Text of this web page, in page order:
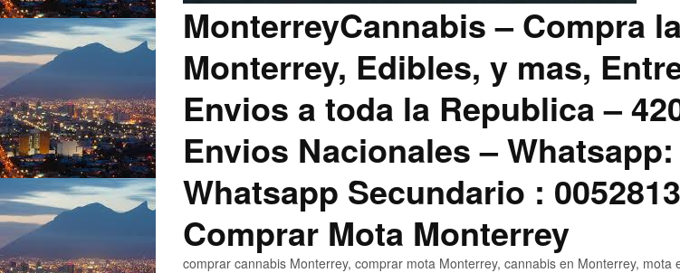
MonterreyCannabis – Compra
Monterrey, Edibles, y mas,
Envios a toda la Republica –
Envios Nacionales – Whatsapp:
Whatsapp Secundario :
Comprar Mota Monterrey
comprar cannabis Monterrey, comprar mota Monterrey, cannabis en Monterrey,